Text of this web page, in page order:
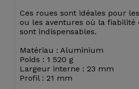
Ces roues sont idéales pour
ou les aventures où la fiabilité
sont indispensables.
Matériau : Aluminium
Poids : 1 520 g
Largeur interne : 23 mm
Profil : 21 mm